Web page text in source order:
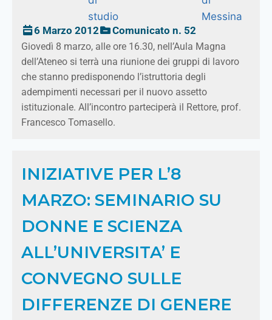
studio
Messina
6 Marzo 2012
Comunicato n. 52
Giovedì 8 marzo, alle ore 16.30, nell’Aula Magna
dell’Ateneo si terrà una riunione dei gruppi di lavoro
che stanno predisponendo l’istruttoria degli
adempimenti necessari per il nuovo assetto
istituzionale. All’incontro parteciperà il Rettore, prof.
Francesco Tomasello.
INIZIATIVE PER L’8
MARZO: SEMINARIO SU
DONNE E SCIENZA
ALL’UNIVERSITA’ E
CONVEGNO SULLE
DIFFERENZE DI GENERE